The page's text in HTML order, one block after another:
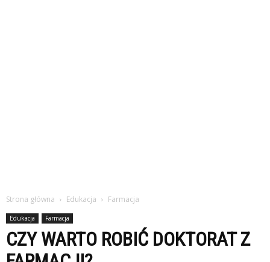
Strona główna Edukacja Farmacja
Edukacja Farmacja
CZY WARTO ROBIĆ DOKTORAT Z